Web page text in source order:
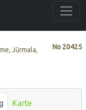
No 20425
Jūrmala,
Karte